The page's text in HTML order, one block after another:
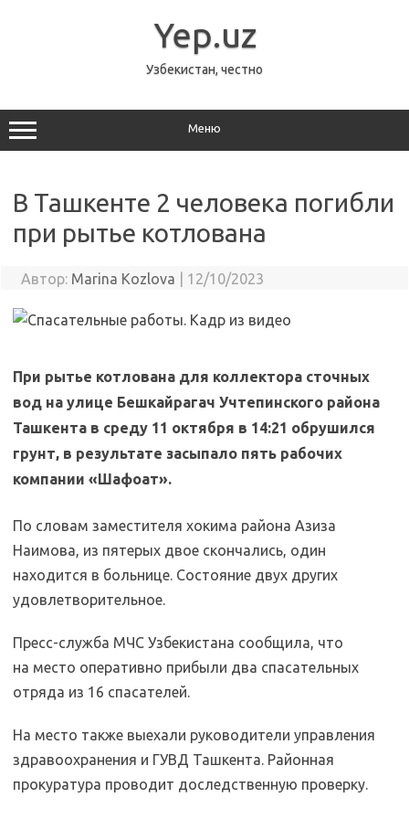
Yep.uz
Узбекистан, честно
Меню
В Ташкенте 2 человека погибли
при рытье котлована
Автор: Marina Kozlova 12/10/2023
При рытье котлована для коллектора сточных
вод на улице Бешкайрагач Учтепинского района
Ташкента в среду 11 октября в 14:21 обрушился
грунт, в результате засыпало пять рабочих
компании «Шафоат».
По словам заместителя хокима района Азиза
Наимова, из пятерых двое скончались, один
находится в больнице. Состояние двух других
удовлетворительное.
Пресс-служба МЧС Узбекистана сообщила, что
на место оперативно прибыли два спасательных
отряда из 16 спасателей.
На место также выехали руководители управления
здравоохранения и ГУВД Ташкента. Районная
прокуратура проводит доследственную проверку.